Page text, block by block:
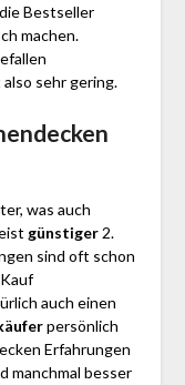
Bestseller
machen.
sehr gering.
was auch
günstiger2.
sind oft schon
auch einen
persönlich
Erfahrungen
manchmal besser